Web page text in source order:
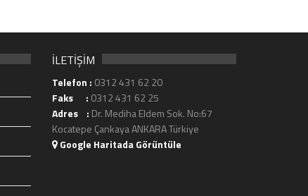
İLETİŞİM
Telefon : 0312 431 62 20
Faks : 0312 431 62 25
Adres : Dr. Mediha Eldem Sok. No:67
Kocatepe Çankaya ANKARA Türkiye
Google Haritada Görüntüle